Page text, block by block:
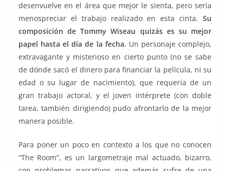
desenvuelve en el área que mejor le sienta, pero sería
menospreciar el trabajo realizado en esta cinta. Su
composición de Tommy Wiseau quizás es su mejor
papel hasta el día de la fecha. Un personaje complejo,
extravagante y misterioso en cierto punto (no se sabe
de dónde sacó el dinero para financiar la película, ni su
edad o su lugar de nacimiento), que requería de un
gran trabajo actoral, y el joven intérprete (con doble
tarea, también dirigiendo) pudo afrontarlo de la mejor
manera posible.
Para poner un poco en contexto a los que no conocen
“The Room”, es un largometraje mal actuado, bizarro,